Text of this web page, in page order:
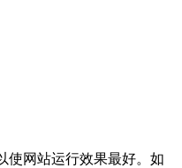
使网站运行效果最好。如